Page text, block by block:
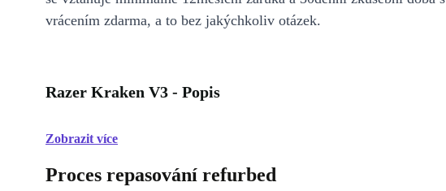
vrácením zdarma, a to bez jakýchkoliv otázek.
Razer Kraken V3 - Popis
Zobrazit více
Proces repasování refurbed